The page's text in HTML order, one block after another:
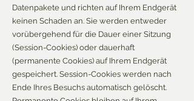
Datenpakete und richten auf Ihrem Endgerät
keinen Schaden an. Sie werden entweder
vorübergehend für die Dauer einer Sitzung
(Session-Cookies) oder dauerhaft
(permanente Cookies) auf Ihrem Endgerät
gespeichert. Session-Cookies werden nach
Ende Ihres Besuchs automatisch gelöscht.